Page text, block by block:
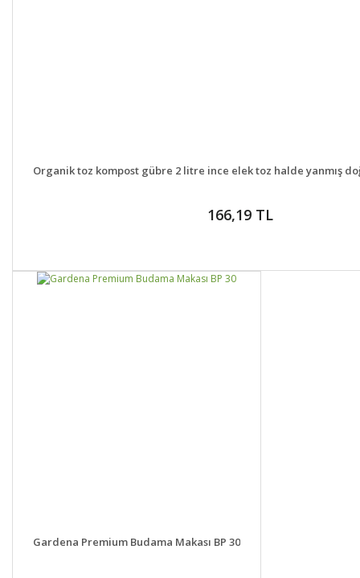
DETAYLAR
Organik toz kompost gübre 2 litre ince elek toz halde yanmış
166,19 TL
DETAYLAR
Gardena Premium Budama Makası BP 30